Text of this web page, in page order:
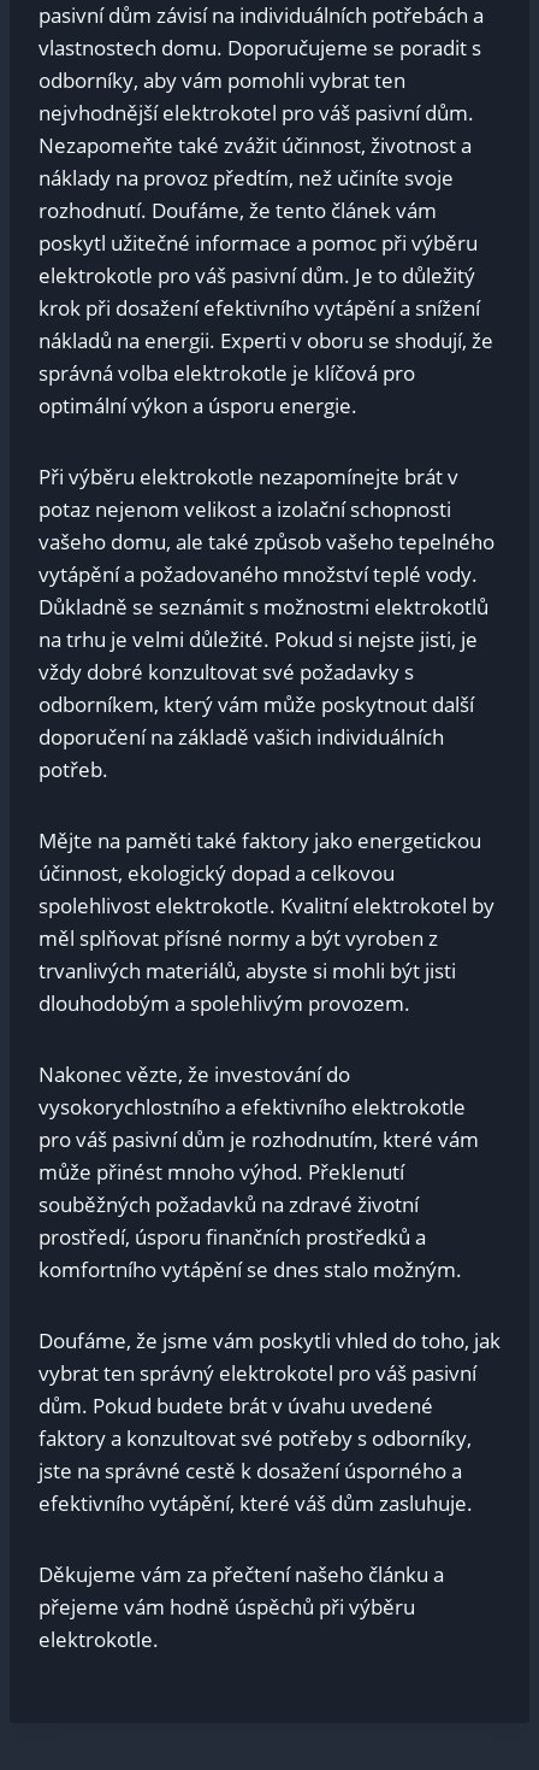
pasivní dům závisí na individuálních potřebách a
vlastnostech domu. Doporučujeme se poradit s
odborníky, aby vám pomohli vybrat ten
nejvhodnější elektrokotel pro váš pasivní dům.
Nezapomeňte také zvážit účinnost, životnost a
náklady na provoz předtím, než učiníte svoje
rozhodnutí. Doufáme, že tento článek vám
poskytl užitečné informace a pomoc při výběru
elektrokotle pro váš pasivní dům. Je to důležitý
krok při dosažení efektivního vytápění a snížení
nákladů na energii. Experti v oboru se shodují, že
správná volba elektrokotle je klíčová pro
optimální výkon a úsporu energie.
Při výběru elektrokotle nezapomínejte brát v
potaz nejenom velikost a izolační schopnosti
vašeho domu, ale také způsob vašeho tepelného
vytápění a požadovaného množství teplé vody.
Důkladně se seznámit s možnostmi elektrokotlů
na trhu je velmi důležité. Pokud si nejste jisti, je
vždy dobré konzultovat své požadavky s
odborníkem, který vám může poskytnout další
doporučení na základě vašich individuálních
potřeb.
Mějte na paměti také faktory jako energetickou
účinnost, ekologický dopad a celkovou
spolehlivost elektrokotle. Kvalitní elektrokotel by
měl splňovat přísné normy a být vyroben z
trvanlivých materiálů, abyste si mohli být jisti
dlouhodobým a spolehlivým provozem.
Nakonec vězte, že investování do
vysokorychlostního a efektivního elektrokotle
pro váš pasivní dům je rozhodnutím, které vám
může přinést mnoho výhod. Překlenutí
souběžných požadavků na zdravé životní
prostředí, úsporu finančních prostředků a
komfortního vytápění se dnes stalo možným.
Doufáme, že jsme vám poskytli vhled do toho, jak
vybrat ten správný elektrokotel pro váš pasivní
dům. Pokud budete brát v úvahu uvedené
faktory a konzultovat své potřeby s odborníky,
jste na správné cestě k dosažení úsporného a
efektivního vytápění, které váš dům zasluhuje.
Děkujeme vám za přečtení našeho článku a
přejeme vám hodně úspěchů při výběru
elektrokotle.